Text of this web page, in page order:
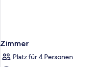
Zimmer
Platz für 4 Personen